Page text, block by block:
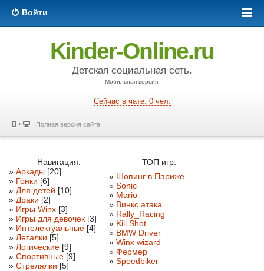
Войти
Kinder-Online.ru
Детская социальная сеть.
Мобильная версия.
Сейчас в чате: 0 чел.
Полная версия сайта
Навигация:
ТОП игр:
» Аркады [20]
» Гонки [6]
» Для детей [10]
» Драки [2]
» Игры Winx [3]
» Игры для девочек [3]
» Интелектуальные [4]
» Леталки [5]
» Логические [9]
» Спортивные [9]
» Стрелялки [5]
» Шопинг в Париже
» Sonic
» Mario
» Винкс атака
» Rally_Racing
» Kill Shot
» BMW Driver
» Winx wizard
» Фермер
» Speedbiker